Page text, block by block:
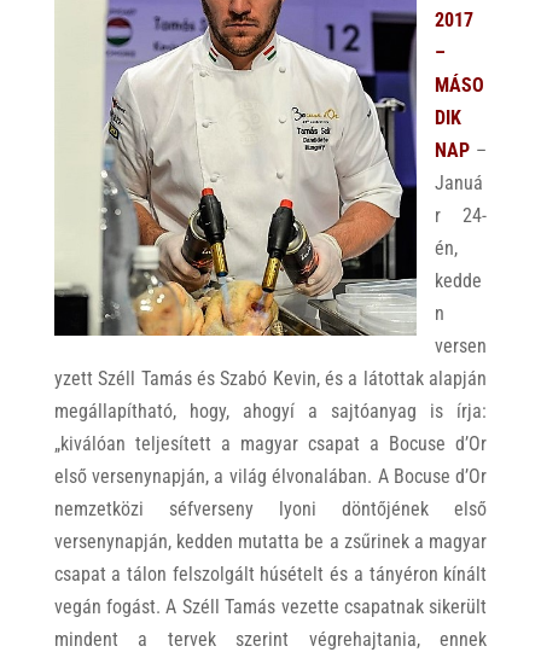
2017
–
MÁSO
DIK
NAP–
Januá
r 24-
én,
kedde
n
versen
yzett Széll Tamás és Szabó Kevin, és a látottak alapján
megállapítható, hogy, ahogyí a sajtóanyag is írja:
„kiválóan teljesített a magyar csapat a Bocuse d’Or
első versenynapján, a világ élvonalában. A Bocuse d’Or
nemzetközi séfverseny lyoni döntőjének első
versenynapján, kedden mutatta be a zsűrinek a magyar
csapat a tálon felszolgált húsételt és a tányéron kínált
vegán fogást. A Széll Tamás vezette csapatnak sikerült
mindent a tervek szerint végrehajtania, ennek